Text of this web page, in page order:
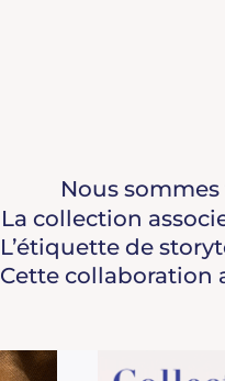
Nous
La collection
L’étiquette de
Cette collaboration